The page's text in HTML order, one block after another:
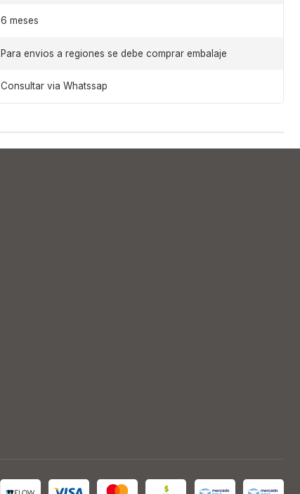
6 meses
Para envios a regiones se debe comprar embalaje
Consultar via Whatssap